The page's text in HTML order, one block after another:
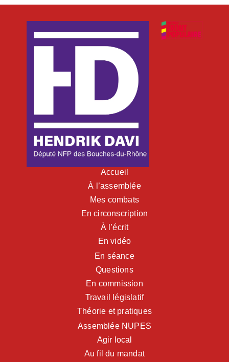
Accueil
À l’assemblée
Mes combats
En circonscription
À l’écrit
En vidéo
En séance
Questions
En commission
Travail législatif
Théorie et pratiques
Assemblée NUPES
Agir local
Au fil du mandat